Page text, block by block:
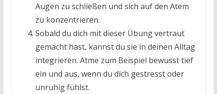
Augen zu schließen und sich auf den Atem
zu konzentrieren.
Sobald du dich mit dieser Übung vertraut
gemacht hast, kannst du sie in deinen Alltag
integrieren. Atme zum Beispiel bewusst tief
ein und aus, wenn du dich gestresst oder
unruhig fühlst.